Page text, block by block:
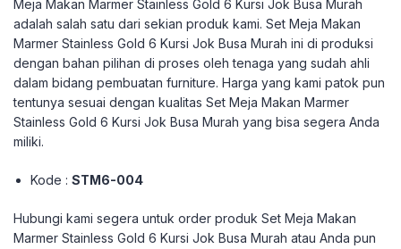
Meja Makan Marmer Stainless Gold 6 Kursi Jok Busa Murah
adalah salah satu dari sekian produk kami. Set Meja Makan
Marmer Stainless Gold 6 Kursi Jok Busa Murah ini di produksi
dengan bahan pilihan di proses oleh tenaga yang sudah ahli
dalam bidang pembuatan furniture. Harga yang kami patok pun
tentunya sesuai dengan kualitas Set Meja Makan Marmer
Stainless Gold 6 Kursi Jok Busa Murah yang bisa segera Anda
miliki.
Kode :STM6-004
Hubungi kami segera untuk order produk Set Meja Makan
Marmer Stainless Gold 6 Kursi Jok Busa Murah atau Anda pun